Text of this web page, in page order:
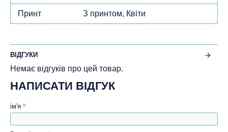
Принт З принтом, Квіти
ВІДГУКИ
Немає відгуків про цей товар.
НАПИСАТИ ВІДГУК
ім'я